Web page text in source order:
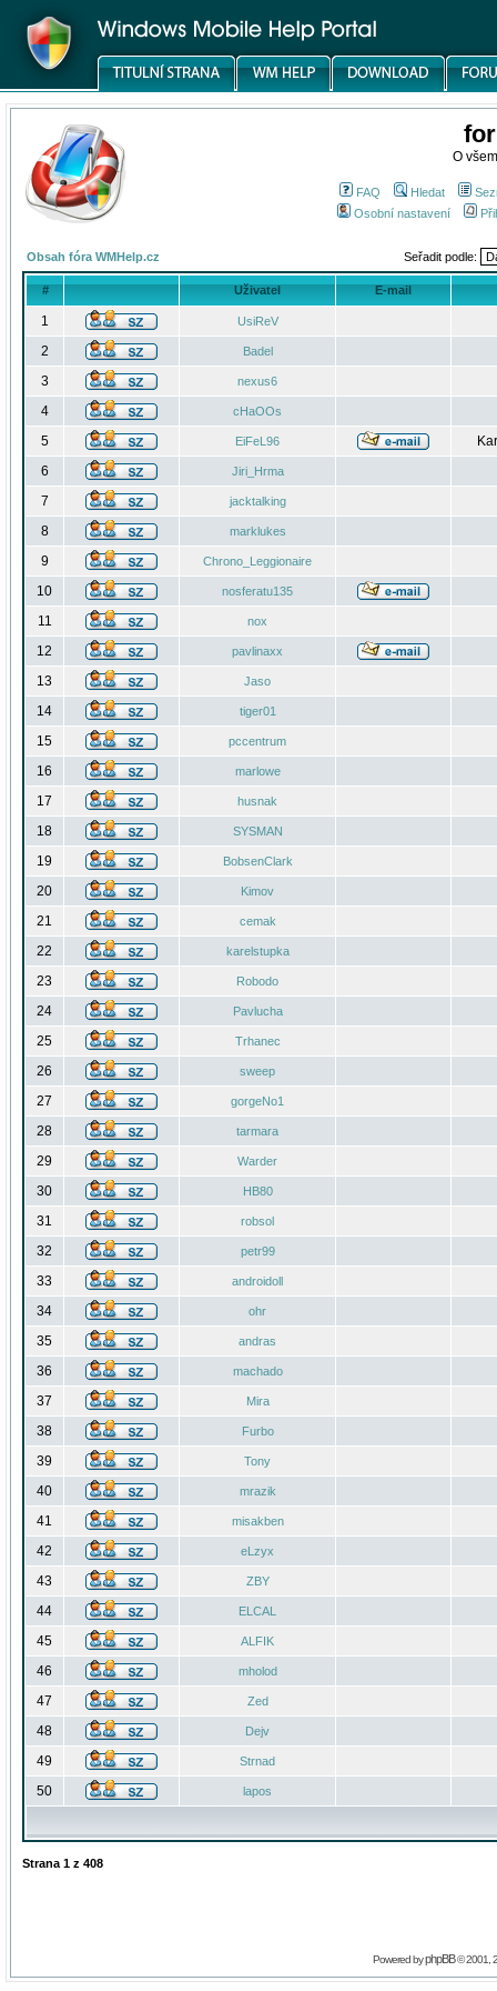
O
FAQ Hledat
Osobní nastavení
Obsah fóra WMHelp.cz Seřadit podle:
# Uživatel E-mail
1 UsiReV
2 Badel
3 nexus6
4 cHaOOs
5 EiFeL96
6
Jiri_Hrma
7 jacktalking
8 marklukes
9 Chrono_Leggionaire
10 nosferatu135
11 nox
12 pavlinaxx
13 Jaso
14 tiger01
15 pccentrum
16 marlowe
17 husnak
18 SYSMAN
19 BobsenClark
20 Kimov
21 cemak
22 karelstupka
23 Robodo
24 Pavlucha
25 Trhanec
26 sweep
27 gorgeNo1
28 tarmara
29 Warder
30 HB80
31 robsol
32 petr99
33 androidoll
34 ohr
35 andras
36 machado
37 Mira
38 Furbo
39 Tony
40 mrazik
41 misakben
42 eLzyx
43 ZBY
44 ELCAL
45 ALFIK
46 mholod
47 Zed
48 Dejv
49 Strnad
50 lapos
Strana 1 z 408
Powered byphpBB© 2001,